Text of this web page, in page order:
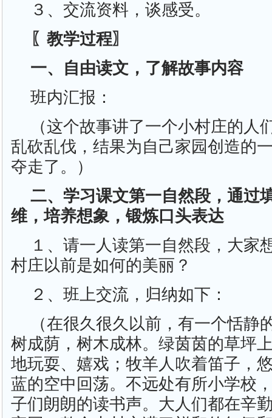
３、交流资料，谈感受。
〖教学过程〗
一、自由读文，了解故事内容
班内汇报：
（这个故事讲了一个小村庄的人
乱砍乱伐，结果为自己家园创造的
夺走了。）
二、学习课文第一自然段，通过
维，培养想象，锻炼口头表达
１、请一人读第一自然段，大家
村庄以前是如何的美丽？
２、班上交流，归纳如下：
（在很久很久以前，有一个恬静
树成荫，树木成林。绿茵茵的草坪
地玩耍、嬉戏；牧羊人吹着笛子，
蓝的空中回荡。不远处有所小学校
子们朗朗的读书声。大人们都在辛